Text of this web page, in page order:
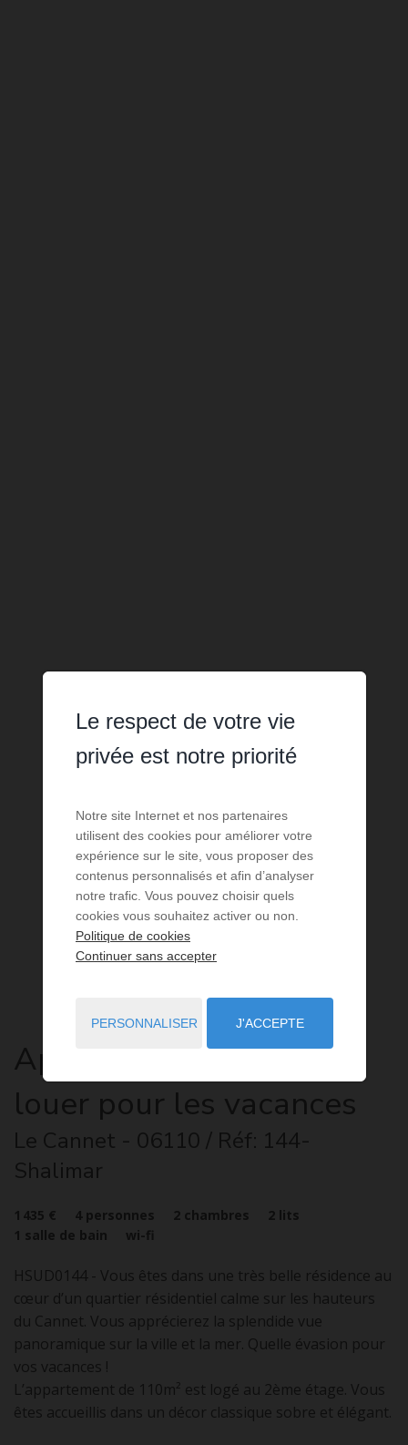
Appartement3 pièces
louer pour les vacances
Le Cannet - 06110 / Réf: 144-
Shalimar
1 435 € 4 personnes 2 chambres 2 lits
1 salle de bain wi-fi
HSUD0144 - Vous êtes dans une très belle résidence au
cœur d’un quartier résidentiel calme sur les hauteurs
du Cannet. Vous apprécierez la splendide vue
panoramique sur la ville et la mer. Quelle évasion pour
vos vacances !
L’appartement de 110m² est logé au 2ème étage. Vous
êtes accueillis dans un décor classique sobre et élégant.
Le respect de votre vie
privée est notre priorité
Notre site Internet et nos partenaires
utilisent des cookies pour améliorer votre
expérience sur le site, vous proposer des
contenus personnalisés et afin d’analyser
notre trafic. Vous pouvez choisir quels
cookies vous souhaitez activer ou non.
Politique de cookies
Continuer sans accepter
PERSONNALISER J'ACCEPTE